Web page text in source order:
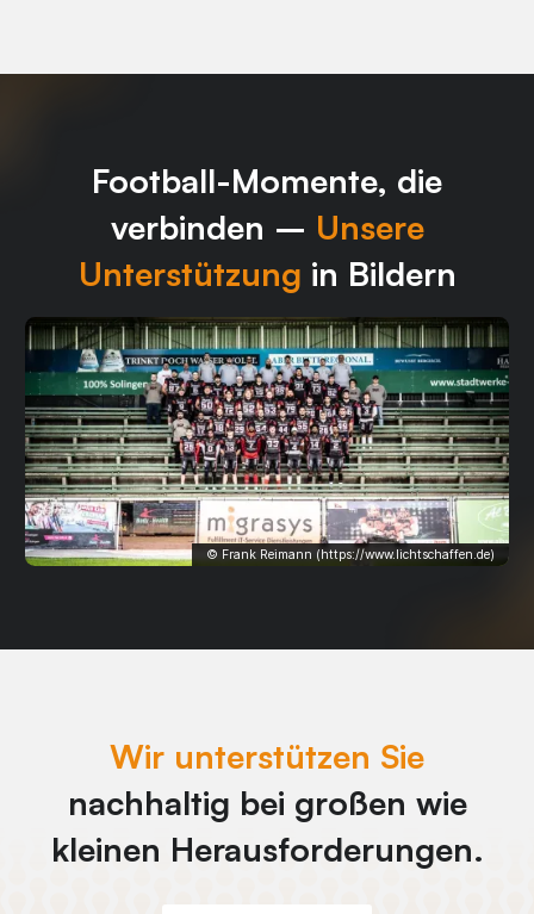
Football-Momente, die
verbinden – Unsere
Unterstützung in Bildern
© Frank Reimann (https://www.lichtschaffen.de)
Wir unterstützen Sie
nachhaltig bei großen wie
kleinen Herausforderungen.